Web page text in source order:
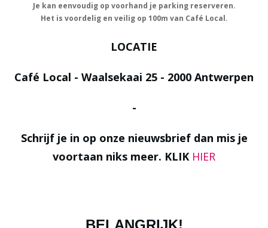
Je kan eenvoudig op voorhand je parking reserveren.
Het is voordelig en veilig op 100m van Café Local.
LOCATIE
Café Local - Waalsekaai 25 - 2000 Antwerpen
-
Schrijf je in op onze nieuwsbrief dan mis je
voortaan niks meer. KLIK HIER
BELANGRIJK!